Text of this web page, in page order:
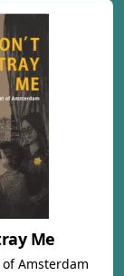
Me
Amsterdam